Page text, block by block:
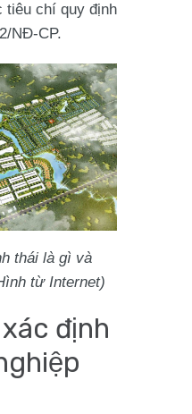
tiêu chí quy định
NĐ-CP.
thái là gì và
từ Internet)
định